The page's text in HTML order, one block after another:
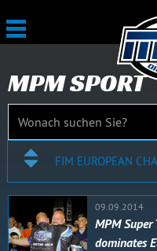
MPM SPORT
FIM EUROPEAN
09.09.2014
MPM
dominates